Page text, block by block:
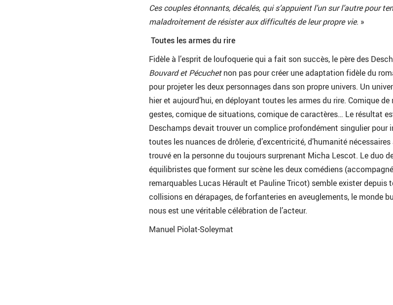
Ces couples étonnants, décalés, qui s’appuient l’un sur l’autre pour
maladroitement de résister aux difficultés de leur propre vie. »
Toutes les armes du rire
Fidèle à l’esprit de loufoquerie qui a fait son succès, le père des
Bouvard et Pécuchetnon pas pour créer une adaptation fidèle du
pour projeter les deux personnages dans son propre univers. Un
hier et aujourd’hui, en déployant toutes les armes du rire. Comique
gestes, comique de situations, comique de caractères… Le résultat
Deschamps devait trouver un complice profondément singulier pour
toutes les nuances de drôlerie, d’excentricité, d’humanité nécessaires
trouvé en la personne du toujours surprenant Micha Lescot. Le duo
équilibristes que forment sur scène les deux comédiens
remarquables Lucas Hérault et Pauline Tricot) semble exister depuis
collisions en dérapages, de forfanteries en aveuglements, le monde
nous est une véritable célébration de l’acteur.
Manuel Piolat-Soleymat